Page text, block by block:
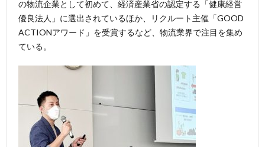
の物流企業として初めて、経済産業省の認定する「健康経営
優良法人」に選出されているほか、リクルート主催「GOOD
ACTIONアワード」を受賞するなど、物流業界で注目を集め
ている。